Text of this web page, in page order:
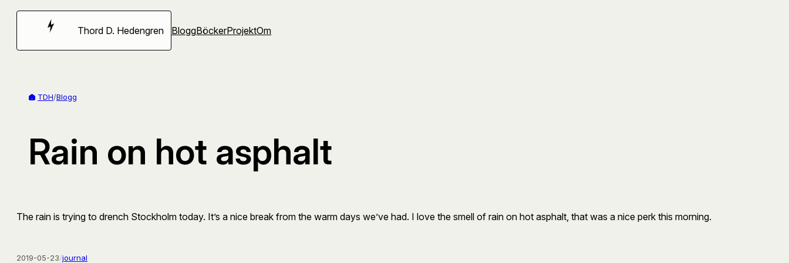
Hoppa
Thord D. Hedengren BloggBöckerProjektOm
TDH/Blogg
Rain on hot asphalt
The rain is trying to drench Stockholm today. It’s a nice break from the warm days we’ve had. I love the smell of rain on hot asphalt, that was a nice perk this morning.
2019-05-23/journal